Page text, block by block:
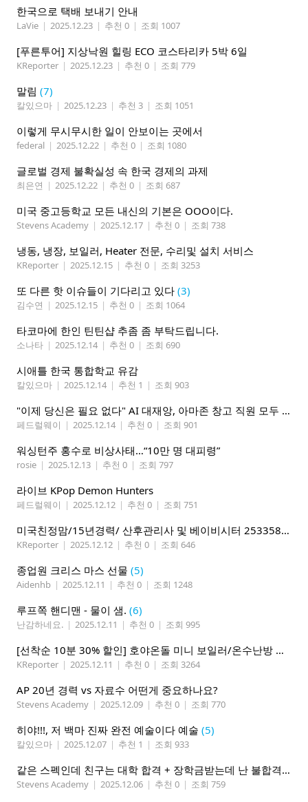
한국으로 택배 보내기 안내
LaVie | 2025.12.23 | 추천 0 | 조회 1007
[푸른투어] 지상낙원 힐링 ECO 코스타리카 5박 6일
KReporter | 2025.12.23 | 추천 0 | 조회 779
말림 (7)
칼있으마 | 2025.12.23 | 추천 3 | 조회 1051
이렇게 무시무시한 일이 안보이는 곳에서
federal | 2025.12.22 | 추천 0 | 조회 1080
글로벌 경제 불확실성 속 한국 경제의 과제
최은연 | 2025.12.22 | 추천 0 | 조회 687
미국 중고등학교 모든 내신의 기본은 OOO이다.
Stevens Academy | 2025.12.17 | 추천 0 | 조회 738
냉동, 냉장, 보일러, Heater 전문, 수리및 설치 서비스
KReporter | 2025.12.15 | 추천 0 | 조회 3253
또 다른 핫 이슈들이 기다리고 있다 (3)
김수연 | 2025.12.15 | 추천 0 | 조회 1064
타코마에 한인 틴틴샵 추좀 좀 부탁드립니다.
소나타 | 2025.12.14 | 추천 0 | 조회 690
시애틀 한국 통합학교 유감
칼있으마 | 2025.12.14 | 추천 1 | 조회 903
"이제 당신은 필요 없다" AI 대재앙, 아마존 창고 직원 모두 로봇으로 2030년까지
페드럴웨이 | 2025.12.14 | 추천 0 | 조회 901
워싱턴주 홍수로 비상사태…“10만 명 대피령”
rosie | 2025.12.13 | 추천 0 | 조회 797
라이브 KPop Demon Hunters
페드럴웨이 | 2025.12.12 | 추천 0 | 조회 751
미국친정맘/15년경력/ 산후관리사 및 베이비시터 2533580937 mom1004usa.com / 미주전지역파견업무
KReporter | 2025.12.12 | 추천 0 | 조회 646
종업원 크리스 마스 선물 (5)
Aidenhb | 2025.12.11 | 추천 0 | 조회 1248
루프쪽 핸디맨 - 물이 샘. (6)
난감하네요. | 2025.12.11 | 추천 0 | 조회 995
[선착순 10분 30% 할인] 호야온돌 미니 보일러/온수난방 판매 시공
KReporter | 2025.12.11 | 추천 0 | 조회 3264
AP 20년 경력 vs 자료수 어떤게 중요하나요?
Stevens Academy | 2025.12.09 | 추천 0 | 조회 770
히야!!!, 저 백마 진짜 완전 예술이다 예술 (5)
칼있으마 | 2025.12.07 | 추천 1 | 조회 933
같은 스펙인데 친구는 대학 합격 + 장학금받는데 난 불합격 한 이유
Stevens Academy | 2025.12.06 | 추천 0 | 조회 759